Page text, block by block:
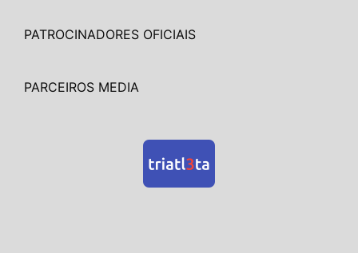
PATROCINADORES OFICIAIS
PARCEIROS MEDIA